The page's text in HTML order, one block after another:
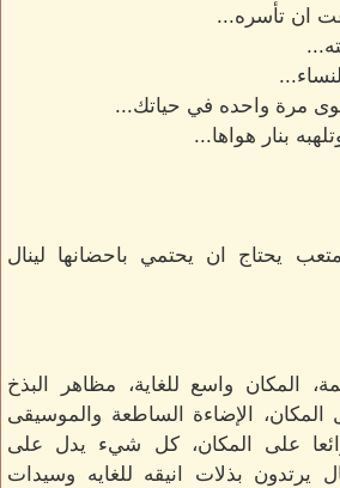
ان تأسره...
مرة واحده في حياتك...
بنار هواها...
يحتاج ان يحتمي باحضانها لينال
المكان واسع للغاية، مظاهر البذخ
الإضاءة الساطعة والموسيقى
على المكان، كل شيء يدل على
يرتدون بذلات انيقه للغايه وسيدات